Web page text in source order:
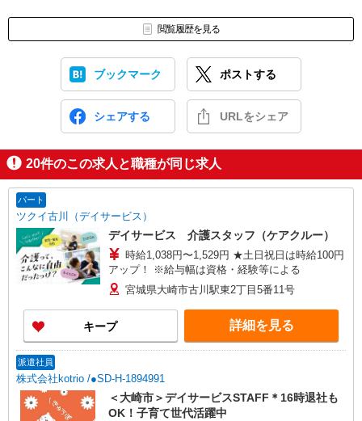
閲覧履歴を見る
ブックマーク ポストする
シェアする URLをシェア
20件のこの求人と職種が同じ求人
パート
ツクイ古川（デイサービス）
デイサービス 介護スタッフ（ケアクルー）
時給1,038円〜1,529円 ★土日祝日は時給100円
アップ！ ※給与幅は資格・経験等による
宮城県大崎市古川駅東2丁目5番11号
キープ 詳細を見る
派遣社員
株式会社kotrio /●SD-H-1894991
＜大崎市＞デイサービスSTAFF＊16時退社も
OK！子育て世代活躍中